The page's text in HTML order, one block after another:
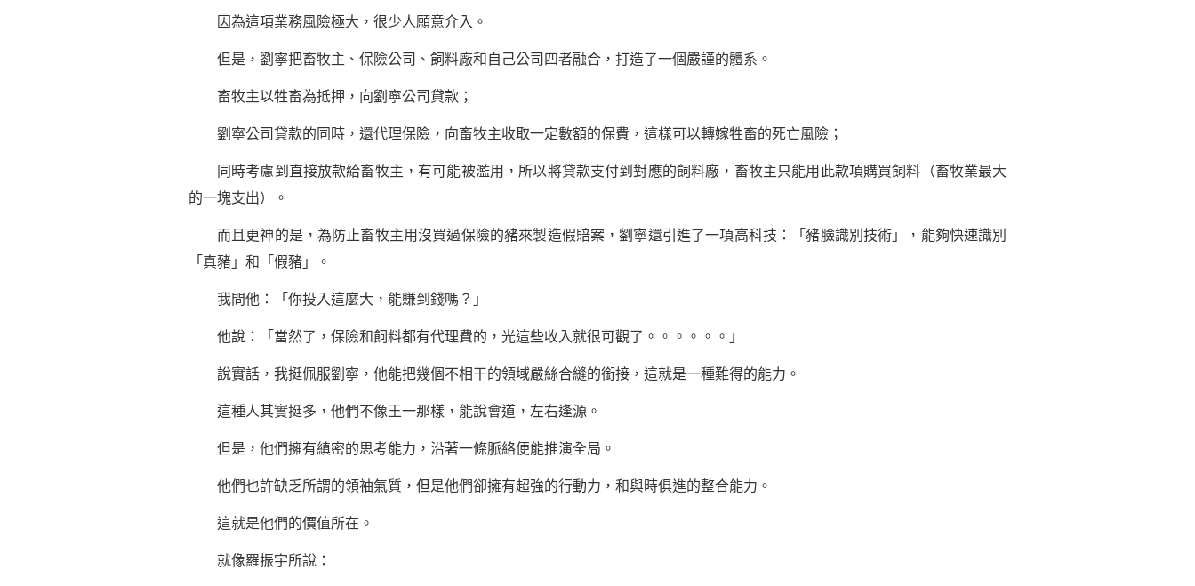
因為這項業務風險極大，很少人願意介入。
但是，劉寧把畜牧主、保險公司、飼料廠和自己公司四者融合，打造了一個嚴謹的體系。
畜牧主以牲畜為抵押，向劉寧公司貸款；
劉寧公司貸款的同時，還代理保險，向畜牧主收取一定數額的保費，這樣可以轉嫁牲畜的死亡風險；
同時考慮到直接放款給畜牧主，有可能被濫用，所以將貸款支付到對應的飼料廠，畜牧主只能用此款項購買飼料（畜牧業最大
的一塊支出）。
而且更神的是，為防止畜牧主用沒買過保險的豬來製造假賠案，劉寧還引進了一項高科技：「豬臉識別技術」，能夠快速識別
「真豬」和「假豬」。
我問他：「你投入這麼大，能賺到錢嗎？」
他說：「當然了，保險和飼料都有代理費的，光這些收入就很可觀了。。。。。。」
說實話，我挺佩服劉寧，他能把幾個不相干的領域嚴絲合縫的銜接，這就是一種難得的能力。
這種人其實挺多，他們不像王一那樣，能說會道，左右逢源。
但是，他們擁有縝密的思考能力，沿著一條脈絡便能推演全局。
他們也許缺乏所謂的領袖氣質，但是他們卻擁有超強的行動力，和與時俱進的整合能力。
這就是他們的價值所在。
就像羅振宇所說：